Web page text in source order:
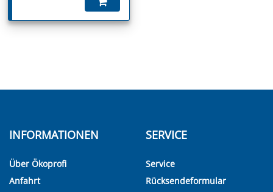
INFORMATIONEN
Über Ökoprofi
Anfahrt
SERVICE
Service
Rücksendeformular